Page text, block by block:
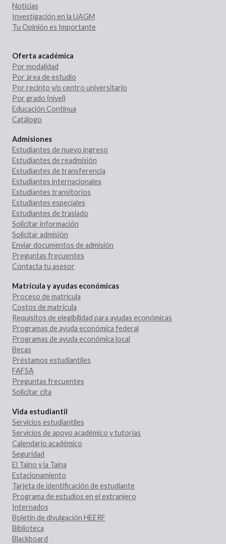
Noticias
Investigación en la UAGM
Tu Opinión es Importante
Oferta académica
Por modalidad
Por área de estudio
Por recinto y/o centro universitario
Por grado (nivel)
Educación Continua
Catálogo
Admisiones
Estudiantes de nuevo ingreso
Estudiantes de readmisión
Estudiantes de transferencia
Estudiantes internacionales
Estudiantes transitorios
Estudiantes especiales
Estudiantes de traslado
Solicitar información
Solicitar admisión
Enviar documentos de admisión
Preguntas frecuentes
Contacta tu asesor
Matrícula y ayudas económicas
Proceso de matrícula
Costos de matrícula
Requisitos de elegibilidad para ayudas económicas
Programas de ayuda económica federal
Programas de ayuda económica local
Becas
Préstamos estudiantiles
FAFSA
Preguntas frecuentes
Solicitar cita
Vida estudiantil
Servicios estudiantiles
Servicios de apoyo académico y tutorías
Calendario académico
Seguridad
El Taíno y la Taína
Estacionamiento
Tarjeta de identificación de estudiante
Programa de estudios en el extranjero
Internados
Boletín de divulgación HEERF
Biblioteca
Blackboard